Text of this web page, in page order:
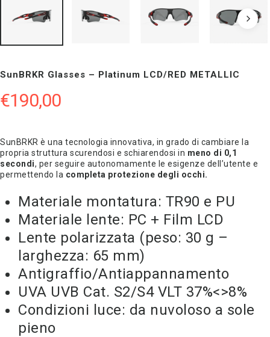
SunBRKR Glasses – Platinum LCD/RED METALLIC
€190,00
SunBRKR è una tecnologia innovativa, in grado di cambiare la
propria struttura scurendosi e schiarendosi in meno di 0,1
secondi, per seguire autonomamente le esigenze dell’utente e
permettendo la completa protezione degli occhi.
Materiale montatura: TR90 e PU
Materiale lente: PC + Film LCD
Lente polarizzata (peso: 30 g –
larghezza: 65 mm)
Antigraffio/Antiappannamento
UVA UVB Cat. S2/S4 VLT 37%<>8%
Condizioni luce: da nuvoloso a sole
pieno